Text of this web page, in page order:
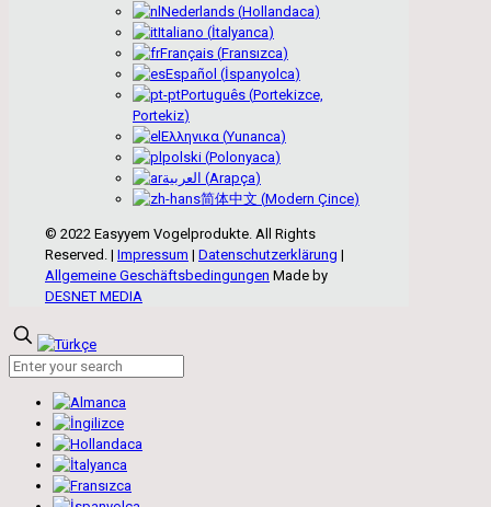
Nederlands (Hollandaca)
Italiano (İtalyanca)
Français (Fransızca)
Español (İspanyolca)
Português (Portekizce,
Portekiz)
Ελληνικα (Yunanca)
polski (Polonyaca)
العربية (Arapça)
简体中文 (Modern Çince)
© 2022 Easyyem Vogelprodukte. All Rights
Reserved. | Impressum | Datenschutzerklärung |
Allgemeine Geschäftsbedingungen Made by
DESNET MEDIA